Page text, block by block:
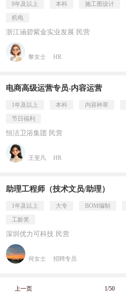
8年及以上 本科 施工图设计
机电
浙江涵碧紫金实业发展 民营
黎女士 HR
电商高级运营专员-内容运营
1年及以上 本科 内容种草
节日福利
恒洁卫浴集团 民营
王斐凡 HR
助理工程师（技术文员/助理）
1年及以上 大专 BOM编制
工龄奖
深圳优力可科技 民营
何女士 招聘专员
上一页 1/50